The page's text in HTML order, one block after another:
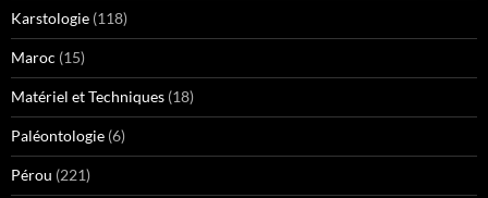
Karstologie (118)
Maroc (15)
Matériel et Techniques (18)
Paléontologie (6)
Pérou (221)